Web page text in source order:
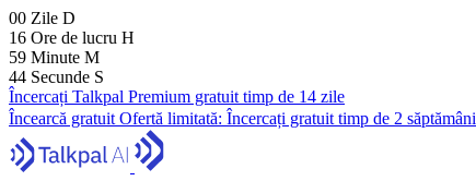
00 Zile D
16 Ore de lucru H
59 Minute M
43 Secunde S
Încercați Talkpal Premium gratuit timp de 14 zile
Încearcă gratuit Ofertă limitată: Încercați gratuit timp de 2 săptămâni